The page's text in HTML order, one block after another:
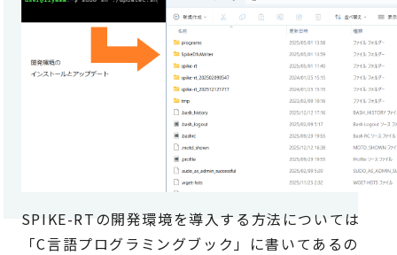
SPIKE-RTの開発環境を導入する方法については
「C言語プログラミングブック」に書いてあるの